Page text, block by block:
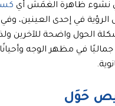
نشوء ظاهرة الغَمَش أي
الرؤية في إحدى العينين،
الحول واضحة للآخرين
في مظهر الوجه وأحيانًا
حَوَل